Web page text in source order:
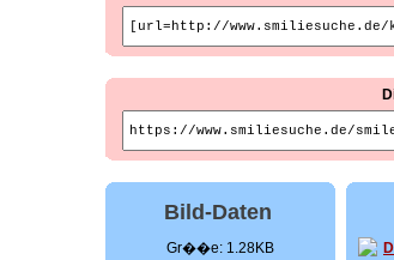
Bild-Daten
Gr��e: 1.28KB